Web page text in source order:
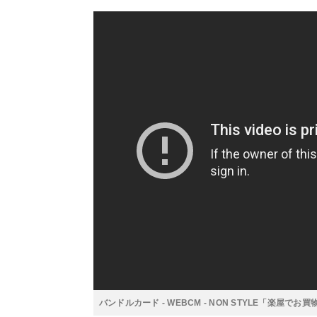
バンドルカード - WEBCM - NON STYLE「楽屋でお買